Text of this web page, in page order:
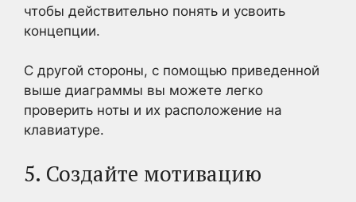
чтобы действительно понять и усвоить
концепции.
С другой стороны, с помощью приведенной
выше диаграммы вы можете легко
проверить ноты и их расположение на
клавиатуре.
5. Создайте мотивацию